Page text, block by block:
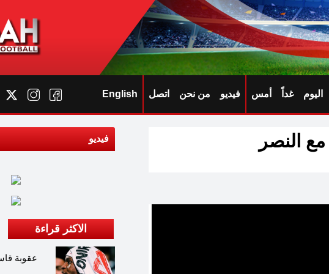
اليوم غداً أمس فيديو من نحن اتصل English
النصر فيديو
الاكثر قراءة
عقوبة